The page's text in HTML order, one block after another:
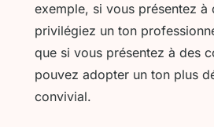
exemple, si vous présentez à
privilégiez un ton
que si vous présentez à des
pouvez adopter un ton plus
convivial.